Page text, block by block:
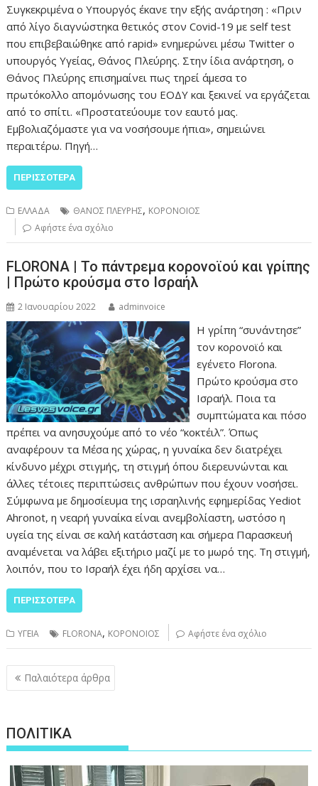
Συγκεκριμένα ο Υπουργός έκανε την εξής ανάρτηση : «Πριν
από λίγο διαγνώστηκα θετικός στον Covid-19 με self test
που επιβεβαιώθηκε από rapid» ενημερώνει μέσω Twitter ο
υπουργός Υγείας, Θάνος Πλεύρης. Στην ίδια ανάρτηση, ο
Θάνος Πλεύρης επισημαίνει πως τηρεί άμεσα το
πρωτόκολλο απομόνωσης του ΕΟΔΥ και ξεκινεί να εργάζεται
από το σπίτι. «Προστατεύουμε τον εαυτό μας.
Εμβολιαζόμαστε για να νοσήσουμε ήπια», σημειώνει
περαιτέρω. Πηγή…
ΠΕΡΙΣΣΌΤΕΡΑ
ΕΛΛΑΔΑ ΘΑΝΟΣ ΠΛΕΥΡΗΣ, ΚΟΡΟΝΟΙΟΣ
Αφήστε ένα σχόλιο
FLORONA | Το πάντρεμα κορονοϊού και γρίπης
| Πρώτο κρούσμα στο Ισραήλ
2 Ιανουαρίου 2022 adminvoice
Η γρίπη “συνάντησε”
τον κορονοϊό και
εγένετο Florona.
Πρώτο κρούσμα στο
Ισραήλ. Ποια τα
συμπτώματα και πόσο
πρέπει να ανησυχούμε από το νέο “κοκτέιλ”. Όπως
αναφέρουν τα Μέσα ης χώρας, η γυναίκα δεν διατρέχει
κίνδυνο μέχρι στιγμής, τη στιγμή όπου διερευνώνται και
άλλες τέτοιες περιπτώσεις ανθρώπων που έχουν νοσήσει.
Σύμφωνα με δημοσίευμα της ισραηλινής εφημερίδας Υediot
Ahronot, η νεαρή γυναίκα είναι ανεμβολίαστη, ωστόσο η
υγεία της είναι σε καλή κατάσταση και σήμερα Παρασκευή
αναμένεται να λάβει εξιτήριο μαζί με το μωρό της. Τη στιγμή,
λοιπόν, που το Ισραήλ έχει ήδη αρχίσει να…
ΠΕΡΙΣΣΌΤΕΡΑ
ΥΓΕΙΑ FLORONA, ΚΟΡΟΝΟΙΟΣ Αφήστε ένα σχόλιο
Πλοήγηση
άρθρων
Παλαιότερα άρθρα
ΠΟΛΙΤΙΚΑ